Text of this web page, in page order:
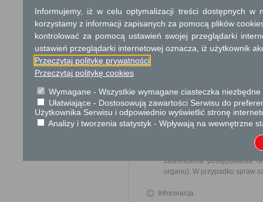
środowisko, oraz
środowiska w
przeprowadzona
stosowne
Odbiorca usługi
Obywatel, Przedsiębiorca,
Termin załatwienia sprawy
Sprawa załatwiana jest
terminu nie wlicza się
zawieszenia postępowania
organu). W przypadku spraw
Informacja
Informujemy, iż w celu optymalizacji treści dostępnych w
korzystamy z informacji zapisanych za pomocą plików
kontrolować za pomocą ustawień swojej przeglądarki
ustawień przeglądarki internetowej oznacza, iż użytkownik
Przeczytaj politykę prywatności
Przeczytaj politykę cookies
Wymagane - Wszystkie wymagane ciasteczka
Ułatwiające - Dostosowują zawartości Serwisu do
Użytkownika Serwisu i odpowiednio wyświetlić stronę
Analizy i tworzenia statystyk - Wpływają na wewnętrzne